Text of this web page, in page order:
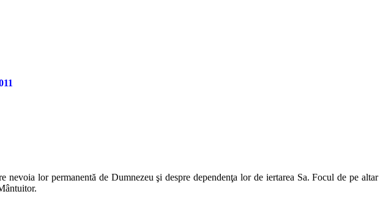
nevoia lor permanentă de Dumnezeu şi despre dependenţa lor de iertarea Sa. Focul de pe altar